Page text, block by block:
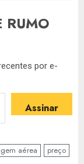
RUMO
por e-
Assinar
aérea preço